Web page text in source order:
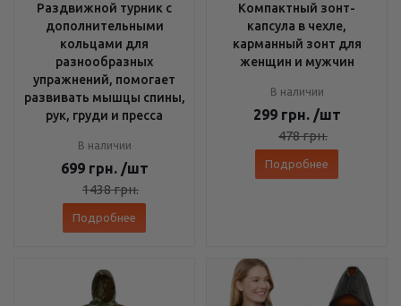
Раздвижной турник с
дополнительными
кольцами для
разнообразных
упражнений, помогает
развивать мышцы спины,
рук, груди и пресса
В наличии
699 грн. /шт
1438грн.
Подробнее
Компактный зонт-
капсула в чехле,
карманный зонт для
женщин и мужчин
В наличии
299 грн. /шт
478грн.
Подробнее